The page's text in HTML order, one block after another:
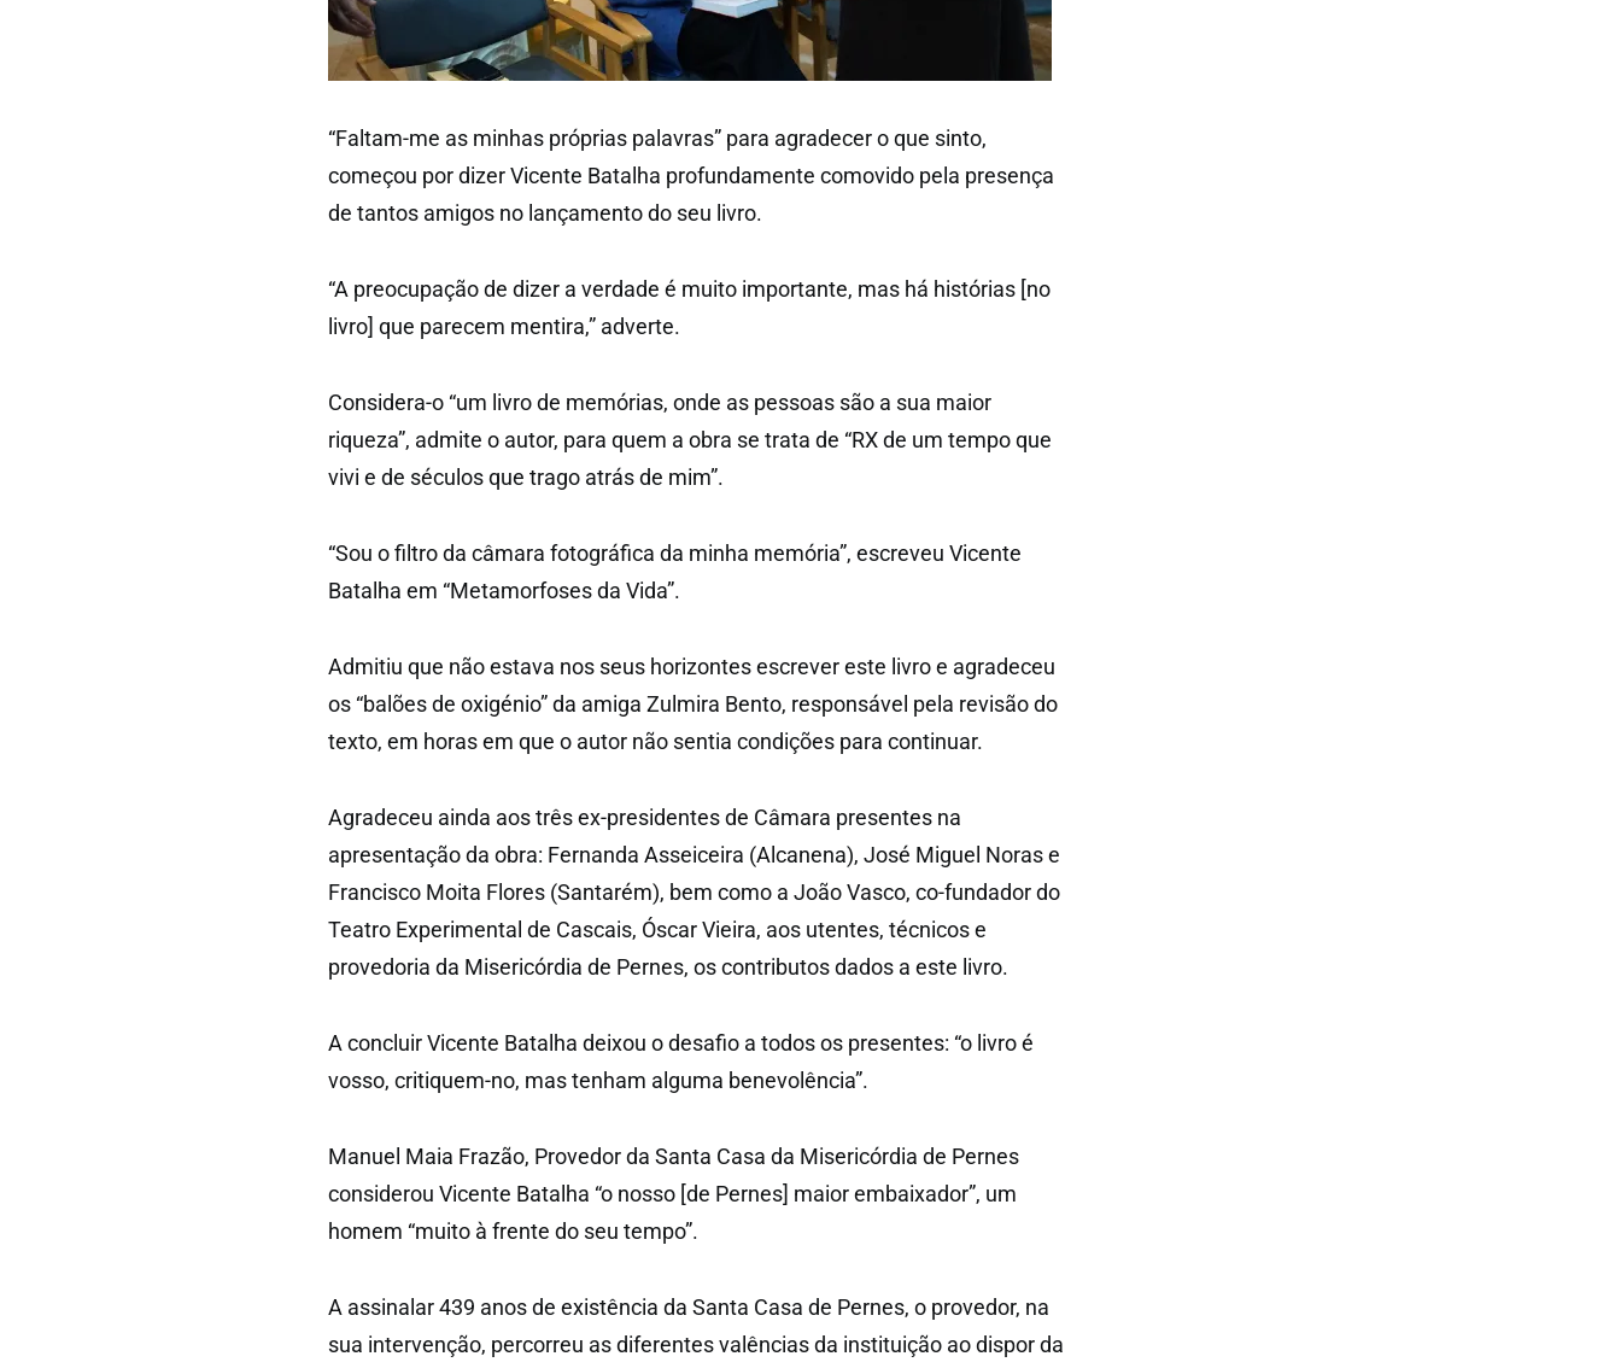
“Faltam-me as minhas próprias palavras” para agradecer o que sinto,
começou por dizer Vicente Batalha profundamente comovido pela presença
de tantos amigos no lançamento do seu livro.
“A preocupação de dizer a verdade é muito importante, mas há histórias [no
livro] que parecem mentira,” adverte.
Considera-o “um livro de memórias, onde as pessoas são a sua maior
riqueza”, admite o autor, para quem a obra se trata de “RX de um tempo que
vivi e de séculos que trago atrás de mim”.
“Sou o filtro da câmara fotográfica da minha memória”, escreveu Vicente
Batalha em “Metamorfoses da Vida”.
Admitiu que não estava nos seus horizontes escrever este livro e agradeceu
os “balões de oxigénio” da amiga Zulmira Bento, responsável pela revisão do
texto, em horas em que o autor não sentia condições para continuar.
Agradeceu ainda aos três ex-presidentes de Câmara presentes na
apresentação da obra: Fernanda Asseiceira (Alcanena), José Miguel Noras e
Francisco Moita Flores (Santarém), bem como a João Vasco, co-fundador do
Teatro Experimental de Cascais, Óscar Vieira, aos utentes, técnicos e
provedoria da Misericórdia de Pernes, os contributos dados a este livro.
A concluir Vicente Batalha deixou o desafio a todos os presentes: “o livro é
vosso, critiquem-no, mas tenham alguma benevolência”.
Manuel Maia Frazão, Provedor da Santa Casa da Misericórdia de Pernes
considerou Vicente Batalha “o nosso [de Pernes] maior embaixador”, um
homem “muito à frente do seu tempo”.
A assinalar 439 anos de existência da Santa Casa de Pernes, o provedor, na
sua intervenção, percorreu as diferentes valências da instituição ao dispor da